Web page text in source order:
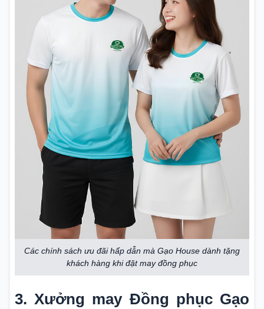
Các chính sách ưu đãi hấp dẫn mà Gạo House dành tặng
khách hàng khi đặt may đồng phục
3. Xưởng may Đồng phục Gạo